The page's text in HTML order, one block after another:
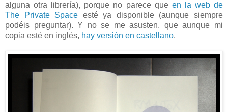
alguna otra librería), porque no parece que en la web de
The Private Space esté ya disponible (aunque siempre
podéis preguntar). Y no se me asusten, que aunque mi
copia esté en inglés, hay versión en castellano.